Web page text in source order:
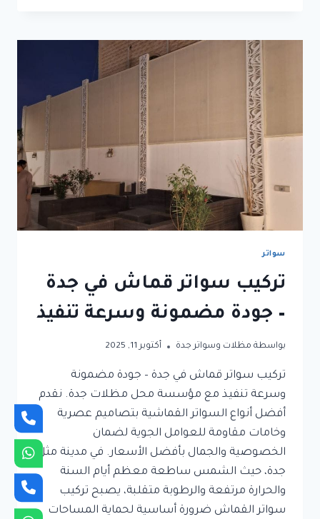
سواتر
سواتر
تركيب سواتر قماش في جدة
– جودة مضمونة وسرعة تنفيذ
بواسطة مظلات وسواتر جدة أكتوبر 11, 2025
تركيب سواتر قماش في جدة – جودة مضمونة
وسرعة تنفيذ مع مؤسسة محل مظلات جدة. نقدم
أفضل أنواع السواتر القماشية بتصاميم عصرية
وخامات مقاومة للعوامل الجوية لضمان
الخصوصية والجمال بأفضل الأسعار. في مدينة مثل
جدة، حيث الشمس ساطعة معظم أيام السنة
والحرارة مرتفعة والرطوبة متقلبة، يصبح تركيب
سواتر القماش ضرورة أساسية لحماية المساحات